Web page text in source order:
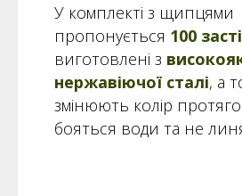
У комплекті з щипцями
пропонується 100
виготовлені з
нержавіючої сталі, а
змінюють колір
бояться води та не